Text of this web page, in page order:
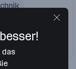
das